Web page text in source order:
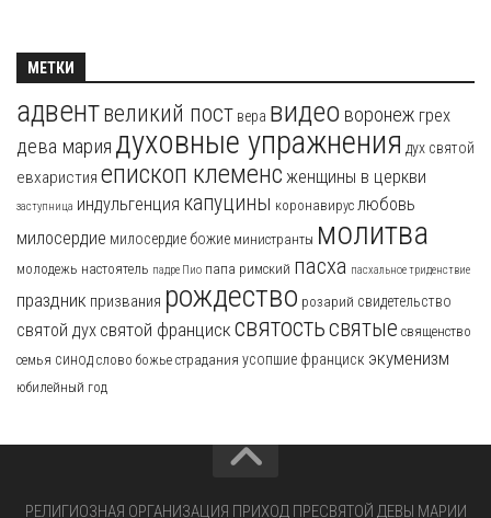
МЕТКИ
адвентвеликий пост вера видео воронеж грех
дева мария духовные упражнения дух святой
евхаристия епископ клеменс женщины в церкви
заступница индульгенция капуцины коронавирус любовь
милосердие милосердие божие министранты молитва
молодежь настоятель падре Пио папа римский пасха пасхальное триденствие
праздник призвания рождество розарий свидетельство
святой дух святой франциск святостьсвятые священство
семья синод слово божье страдания усопшие франциск экуменизм
юбилейный год
РЕЛИГИОЗНАЯ ОРГАНИЗАЦИЯ ПРИХОД ПРЕСВЯТОЙ ДЕВЫ МАРИИ